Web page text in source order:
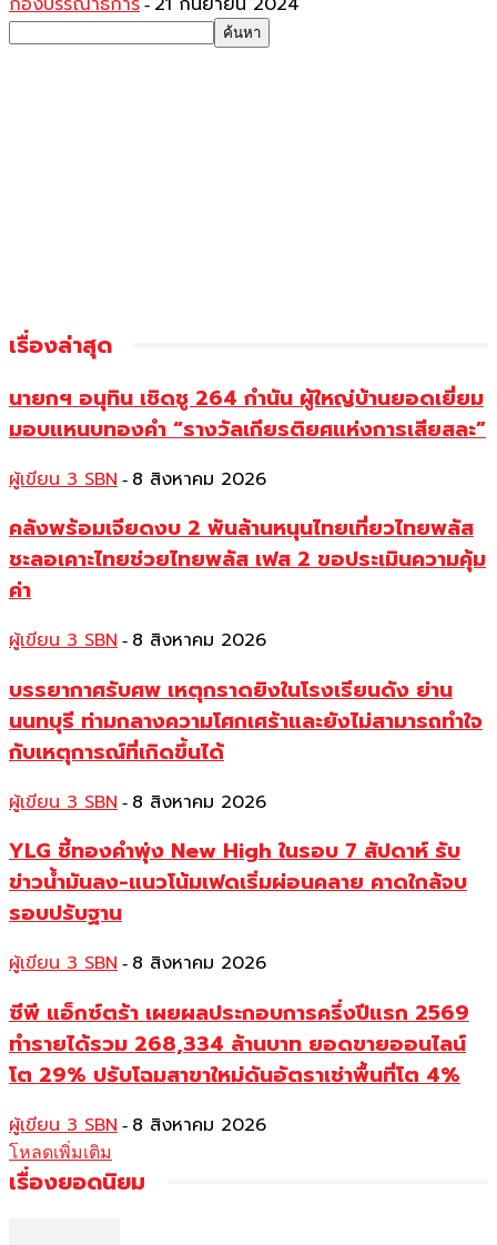
-
เรื่องล่าสุด
นายกฯ อนุทิน เชิดชู 264 กำนัน ผู้ใหญ่บ้านยอดเยี่ยม
มอบแหนบทองคำ “รางวัลเกียรติยศแห่งการเสียสละ”
ผู้เขียน 3 SBN - 8 สิงหาคม 2026
คลังพร้อมเจียดงบ 2 พันล้านหนุนไทยเที่ยวไทยพลัส
ชะลอเคาะไทยช่วยไทยพลัส เฟส 2 ขอประเมินความคุ้ม
ค่า
ผู้เขียน 3 SBN - 8 สิงหาคม 2026
บรรยากาศรับศพ เหตุกราดยิงในโรงเรียนดัง ย่าน
นนทบุรี ท่ามกลางความโศกเศร้าและยังไม่สามารถทำใจ
กับเหตุการณ์ที่เกิดขึ้นได้
ผู้เขียน 3 SBN - 8 สิงหาคม 2026
YLG ชี้ทองคำพุ่ง New High ในรอบ 7 สัปดาห์ รับ
ข่าวน้ำมันลง-แนวโน้มเฟดเริ่มผ่อนคลาย คาดใกล้จบ
รอบปรับฐาน
ผู้เขียน 3 SBN - 8 สิงหาคม 2026
ซีพี แอ็กซ์ตร้า เผยผลประกอบการครึ่งปีแรก 2569
ทำรายได้รวม 268,334 ล้านบาท ยอดขายออนไลน์
โต 29% ปรับโฉมสาขาใหม่ดันอัตราเช่าพื้นที่โต 4%
ผู้เขียน 3 SBN - 8 สิงหาคม 2026
โหลดเพิ่มเติม
เรื่องยอดนิยม